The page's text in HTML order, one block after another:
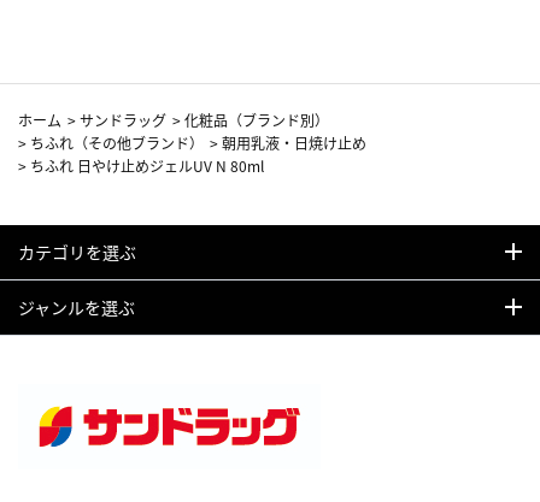
ホーム >サンドラッグ >化粧品（ブランド別）
> ちふれ（その他ブランド） >朝用乳液・日焼け止め
> ちふれ 日やけ止めジェルUV N 80ml
カテゴリを選ぶ
ジャンルを選ぶ